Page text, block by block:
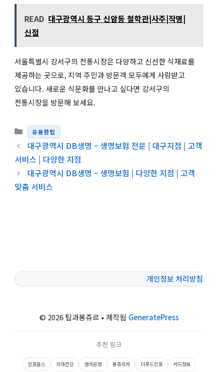
READ 대구광역시 동구 신암동 철학관|사주|작명|
신점
서울특별시 강서구의 전통시장은 다양하고 신선한 식재료를
제공하는 곳으로, 지역 주민과 방문객 모두에게 사랑받고
있습니다. 새로운 식문화를 만나고 싶다면 강서구의
전통시장을 방문해 보세요.
카테고리
유용한팁
대구광역시 DB생명 – 생명보험 전문 | 대구지점 | 고객
서비스 | 다양한 지점
대구광역시 DB생명 – 생명보험 | 다양한 지점 | 고객
맞춤 서비스
개인정보 처리방침
© 2026 팁과봉쥬르 • 제작됨 GeneratePress
추천 링크
인포웁스 치아건강 염색공정 봉쥬르카 더푸드인포 카드정보